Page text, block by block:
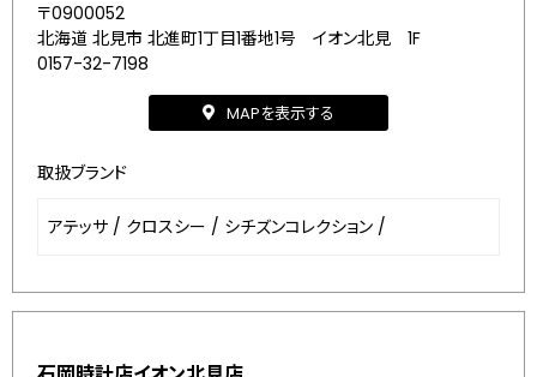
〒0900052
北海道 北見市 北進町1丁目1番地1号 イオン北見 1F
0157-32-7198
MAPを表示する
取扱ブランド
アテッサ / クロスシー / シチズンコレクション /